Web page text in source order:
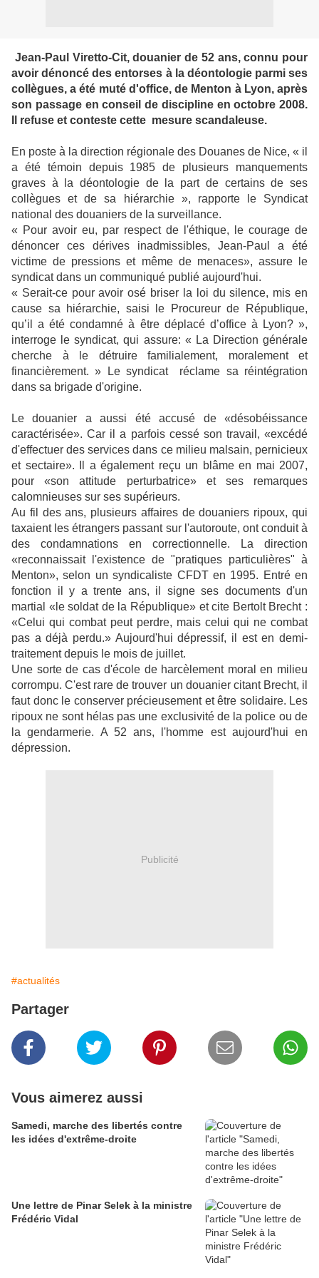
Jean-Paul Viretto-Cit, douanier de 52 ans, connu pour
avoir dénoncé des entorses à la déontologie parmi ses
collègues, a été muté d'office, de Menton à Lyon, après
son passage en conseil de discipline en octobre 2008.
Il refuse et conteste cette mesure scandaleuse.
En poste à la direction régionale des Douanes de Nice, « il
a été témoin depuis 1985 de plusieurs manquements
graves à la déontologie de la part de certains de ses
collègues et de sa hiérarchie », rapporte le Syndicat
national des douaniers de la surveillance.
« Pour avoir eu, par respect de l'éthique, le courage de
dénoncer ces dérives inadmissibles, Jean-Paul a été
victime de pressions et même de menaces», assure le
syndicat dans un communiqué publié aujourd'hui.
« Serait-ce pour avoir osé briser la loi du silence, mis en
cause sa hiérarchie, saisi le Procureur de République,
qu’il a été condamné à être déplacé d’office à Lyon? »,
interroge le syndicat, qui assure: « La Direction générale
cherche à le détruire familialement, moralement et
financièrement. » Le syndicat réclame sa réintégration
dans sa brigade d'origine.
Le douanier a aussi été accusé de «désobéissance
caractérisée». Car il a parfois cessé son travail, «excédé
d'effectuer des services dans ce milieu malsain, pernicieux
et sectaire». Il a également reçu un blâme en mai 2007,
pour «son attitude perturbatrice» et ses remarques
calomnieuses sur ses supérieurs.
Au fil des ans, plusieurs affaires de douaniers ripoux, qui
taxaient les étrangers passant sur l'autoroute, ont conduit à
des condamnations en correctionnelle. La direction
«reconnaissait l'existence de "pratiques particulières" à
Menton», selon un syndicaliste CFDT en 1995. Entré en
fonction il y a trente ans, il signe ses documents d'un
martial «le soldat de la République» et cite Bertolt Brecht :
«Celui qui combat peut perdre, mais celui qui ne combat
pas a déjà perdu.» Aujourd'hui dépressif, il est en demi-
traitement depuis le mois de juillet.
Une sorte de cas d'école de harcèlement moral en milieu
corrompu. C'est rare de trouver un douanier citant Brecht, il
faut donc le conserver précieusement et être solidaire. Les
ripoux ne sont hélas pas une exclusivité de la police ou de
la gendarmerie. A 52 ans, l'homme est aujourd'hui en
dépression.
Publicité
#actualités
Partager
Vous aimerez aussi
Samedi, marche des libertés contre
les idées d'extrême-droite
Une lettre de Pinar Selek à la ministre
Frédéric Vidal